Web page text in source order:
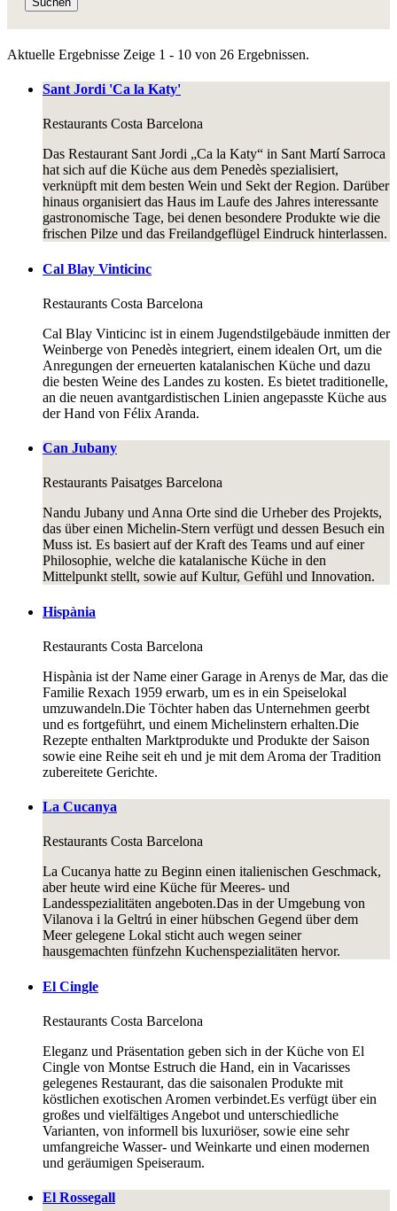
Aktuelle Ergebnisse Zeige 1 - 10 von 26 Ergebnissen.
Sant Jordi 'Ca la Katy'
Restaurants Costa Barcelona
Das Restaurant Sant Jordi „Ca la Katy“ in Sant Martí Sarroca
hat sich auf die Küche aus dem Penedès spezialisiert,
verknüpft mit dem besten Wein und Sekt der Region. Darüber
hinaus organisiert das Haus im Laufe des Jahres interessante
gastronomische Tage, bei denen besondere Produkte wie die
frischen Pilze und das Freilandgeflügel Eindruck hinterlassen.
Cal Blay Vinticinc
Restaurants Costa Barcelona
Cal Blay Vinticinc ist in einem Jugendstilgebäude inmitten der
Weinberge von Penedès integriert, einem idealen Ort, um die
Anregungen der erneuerten katalanischen Küche und dazu
die besten Weine des Landes zu kosten. Es bietet traditionelle,
an die neuen avantgardistischen Linien angepasste Küche aus
der Hand von Félix Aranda.
Can Jubany
Restaurants Paisatges Barcelona
Nandu Jubany und Anna Orte sind die Urheber des Projekts,
das über einen Michelin-Stern verfügt und dessen Besuch ein
Muss ist. Es basiert auf der Kraft des Teams und auf einer
Philosophie, welche die katalanische Küche in den
Mittelpunkt stellt, sowie auf Kultur, Gefühl und Innovation.
Hispània
Restaurants Costa Barcelona
Hispània ist der Name einer Garage in Arenys de Mar, das die
Familie Rexach 1959 erwarb, um es in ein Speiselokal
umzuwandeln.Die Töchter haben das Unternehmen geerbt
und es fortgeführt, und einem Michelinstern erhalten.Die
Rezepte enthalten Marktprodukte und Produkte der Saison
sowie eine Reihe seit eh und je mit dem Aroma der Tradition
zubereitete Gerichte.
La Cucanya
Restaurants Costa Barcelona
La Cucanya hatte zu Beginn einen italienischen Geschmack,
aber heute wird eine Küche für Meeres- und
Landesspezialitäten angeboten.Das in der Umgebung von
Vilanova i la Geltrú in einer hübschen Gegend über dem
Meer gelegene Lokal sticht auch wegen seiner
hausgemachten fünfzehn Kuchenspezialitäten hervor.
El Cingle
Restaurants Costa Barcelona
Eleganz und Präsentation geben sich in der Küche von El
Cingle von Montse Estruch die Hand, ein in Vacarisses
gelegenes Restaurant, das die saisonalen Produkte mit
köstlichen exotischen Aromen verbindet.Es verfügt über ein
großes und vielfältiges Angebot und unterschiedliche
Varianten, von informell bis luxuriöser, sowie eine sehr
umfangreiche Wasser- und Weinkarte und einen modernen
und geräumigen Speiseraum.
El Rossegall